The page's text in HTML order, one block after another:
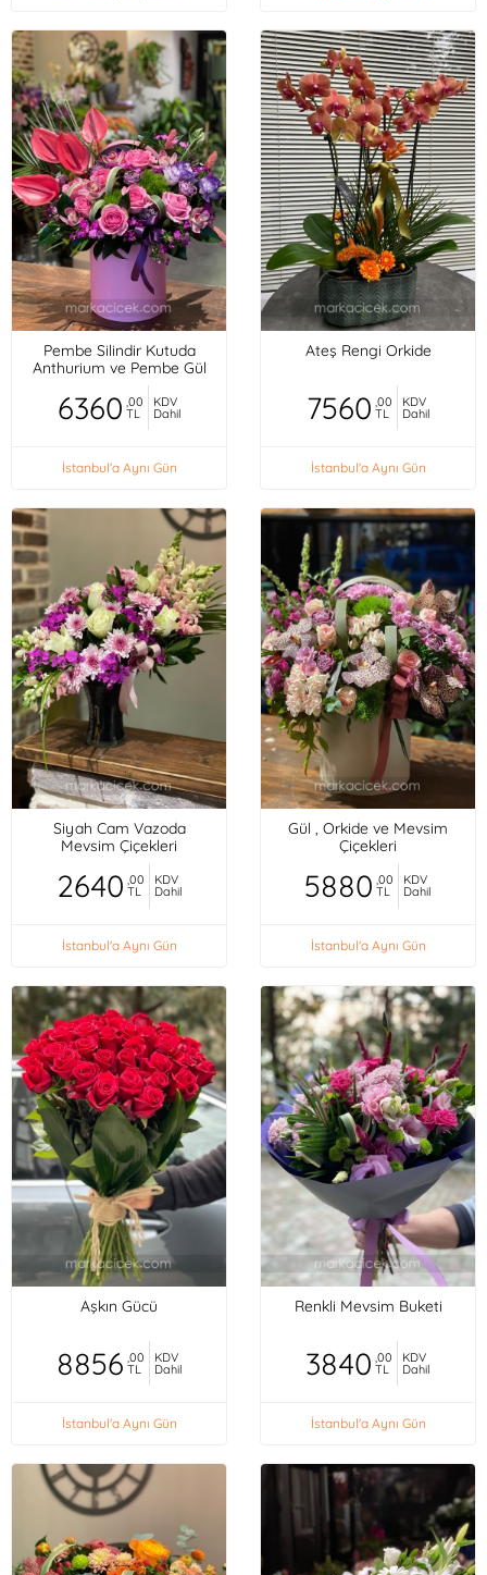
Pembe Silindir Kutuda
Anthurium ve Pembe Gül
6360 ,00
TL
KDV
Dahil
İstanbul'a Aynı Gün
Ateş Rengi Orkide
7560 ,00
TL
KDV
Dahil
İstanbul'a Aynı Gün
Siyah Cam Vazoda
Mevsim Çiçekleri
2640 ,00
TL
KDV
Dahil
İstanbul'a Aynı Gün
Gül , Orkide ve Mevsim
Çiçekleri
5880 ,00
TL
KDV
Dahil
İstanbul'a Aynı Gün
Aşkın Gücü
8856 ,00
TL
KDV
Dahil
İstanbul'a Aynı Gün
Renkli Mevsim Buketi
3840 ,00
TL
KDV
Dahil
İstanbul'a Aynı Gün